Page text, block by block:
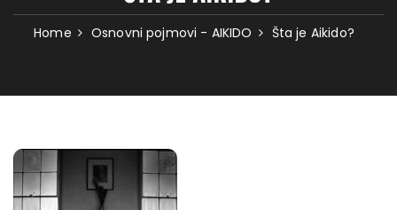
Home Osnovni pojmovi - AIKIDO Šta je Aikido?